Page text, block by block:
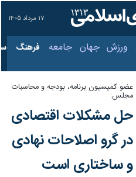
۱۷ مرداد ۱۴۰۵
ورزش جهان جامعه فرهنگ
عضو کمیسیون برنامه، بودجه و محاسبات
مجلس:
حل مشکلات اقتصادی
در گرو اصلاحات نهادی
و ساختاری است